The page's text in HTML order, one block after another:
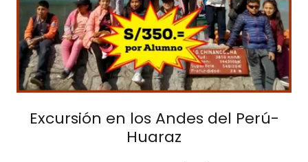
Excursión en los Andes del Perú-
Huaraz